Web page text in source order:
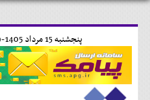
پنجشنبه 15 مرداد 1405-20:29-